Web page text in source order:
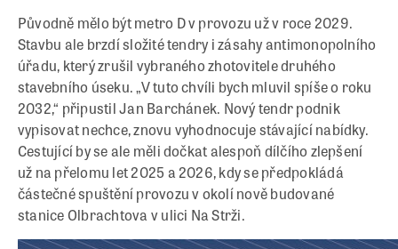
Původně mělo být metro D v provozu už v roce 2029.
Stavbu ale brzdí složité tendry i zásahy antimonopolního
úřadu, který zrušil vybraného zhotovitele druhého
stavebního úseku. „V tuto chvíli bych mluvil spíše o roku
2032,“ připustil Jan Barchánek. Nový tendr podnik
vypisovat nechce, znovu vyhodnocuje stávající nabídky.
Cestující by se ale měli dočkat alespoň dílčího zlepšení
už na přelomu let 2025 a 2026, kdy se předpokládá
částečné spuštění provozu v okolí nově budované
stanice Olbrachtova v ulici Na Strži.